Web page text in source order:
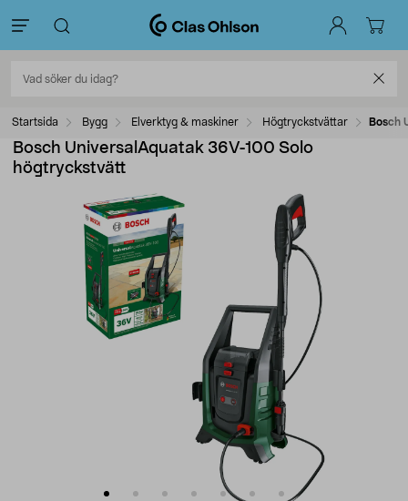
Startsida Bygg Elverktyg & maskiner Högtryckstvättar Bosch
Bosch UniversalAquatak 36V-100 Solo
högtryckstvätt